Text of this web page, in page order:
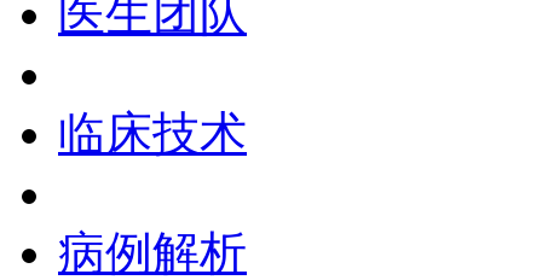
医生团队
临床技术
病例解析